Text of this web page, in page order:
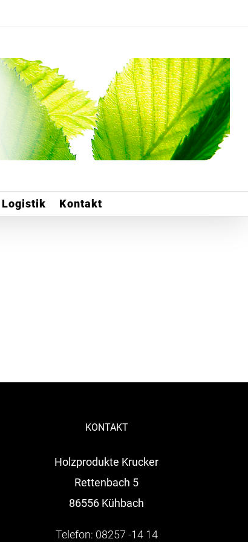
Logistik
Kontakt
KONTAKT
Holzprodukte Krucker
Rettenbach 5
86556 Kühbach
Telefon: 08257 -14 14